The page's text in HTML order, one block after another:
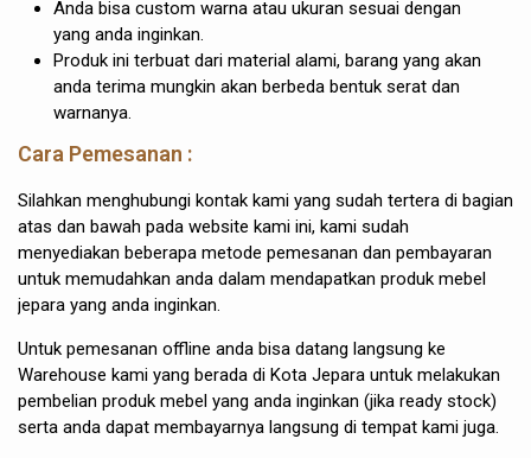
Anda bisa custom warna atau ukuran sesuai dengan
yang anda inginkan.
Produk ini terbuat dari material alami, barang yang akan
anda terima mungkin akan berbeda bentuk serat dan
warnanya.
Cara Pemesanan :
Silahkan menghubungi kontak kami yang sudah tertera di bagian
atas dan bawah pada website kami ini, kami sudah
menyediakan beberapa metode pemesanan dan pembayaran
untuk memudahkan anda dalam mendapatkan produk mebel
jepara yang anda inginkan.
Untuk pemesanan offline anda bisa datang langsung ke
Warehouse kami yang berada di Kota Jepara untuk melakukan
pembelian produk mebel yang anda inginkan (jika ready stock)
serta anda dapat membayarnya langsung di tempat kami juga.